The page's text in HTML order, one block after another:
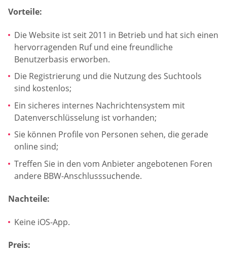
Vorteile:
Die Website ist seit 2011 in Betrieb und hat sich einen
hervorragenden Ruf und eine freundliche
Benutzerbasis erworben.
Die Registrierung und die Nutzung des Suchtools
sind kostenlos;
Ein sicheres internes Nachrichtensystem mit
Datenverschlüsselung ist vorhanden;
Sie können Profile von Personen sehen, die gerade
online sind;
Treffen Sie in den vom Anbieter angebotenen Foren
andere BBW-Anschlusssuchende.
Nachteile:
Keine iOS-App.
Preis: